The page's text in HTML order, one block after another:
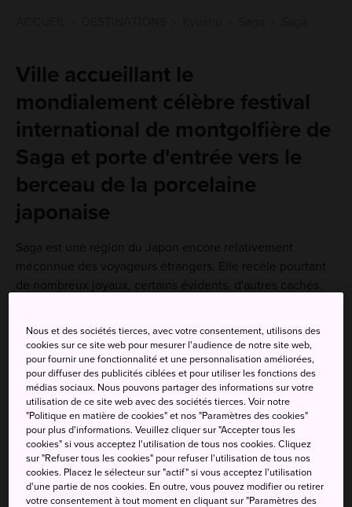
Ville accueillant le
mondialement célèbre festival
international de montgolfière de
Saga et porte d'entrée vers le
berceau de la porcelaine
japonaise
Saga est une région du Japon encore relativement
méconnue des voyageurs étrangers. Elle recèle pourtant
de nombreux joyaux, certains évidents, d'autres cachés.
restaurants et de vie nocturne que dans celles-ci. Vous
pouvez également vous rapprocher de la nature, pratiquer
certaines activités de loisirs et visiter différents sites
historiques.
À ne pas manquer
Nous et des sociétés tierces, avec votre consentement, utilisons des
cookies sur ce site web pour mesurer l'audience de notre site web,
pour fournir une fonctionnalité et une personnalisation améliorées,
pour diffuser des publicités ciblées et pour utiliser les fonctions des
médias sociaux. Nous pouvons partager des informations sur votre
utilisation de ce site web avec des sociétés tierces. Voir notre
"Politique en matière de cookies" et nos "Paramètres des cookies"
pour plus d'informations. Veuillez cliquer sur "Accepter tous les
cookies" si vous acceptez l'utilisation de tous nos cookies. Cliquez
sur "Refuser tous les cookies" pour refuser l'utilisation de tous nos
cookies. Placez le sélecteur sur "actif" si vous acceptez l'utilisation
d'une partie de nos cookies. En outre, vous pouvez modifier ou retirer
votre consentement à tout moment en cliquant sur "Paramètres des